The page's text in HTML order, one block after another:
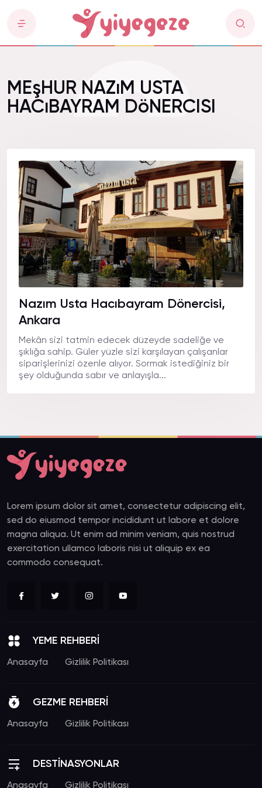
MEşHUR NAZıM USTA
HACıBAYRAM DöNERCISI
Nazım Usta Hacıbayram Dönercisi,
Ankara
Mekân sizi tatmin edecek düzeyde sadeliğe ve
şıklığa sahip. Güler yüzle sizi karşılayan çalışanlar
siparişlerinizi özenle alıyor. Sormak istediğiniz bir
şey olduğunda sabır ve anlayışla...
Lorem ipsum dolor sit amet, consectetur adipiscing elit,
sed do eiusmod tempor incididunt ut labore et dolore
magna aliqua. Ut enim ad minim veniam, quis nostrud
exercitation ullamco laboris nisi ut aliquip ex ea
commodo consequat.
YEME REHBERİ
Anasayfa Gizlilik Politikası
GEZME REHBERİ
Anasayfa Gizlilik Politikası
DESTİNASYONLAR
Anasayfa Gizlilik Politikası